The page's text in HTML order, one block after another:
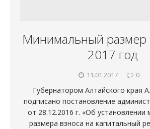
Минимальный размер
2017 год
11.01.2017 0
Губернатором Алтайского края
подписано постановление
от 28.12.2016 г. «Об установлении
размера взноса на капитальный